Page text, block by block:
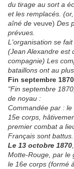
du tirage au sort a
et les remplacés.
aîné de veuve) Des
prévues.
L'organisation se
(Jean Alexandre est
compagnie) Les
bataillons ont au
Fin septembre
"Fin septembre
de noyau :
Commandée par :
15e corps,
premier combat a
Français sont
Le 13 octobre 1870
Motte-Rouge, par le
le 16e corps (formé